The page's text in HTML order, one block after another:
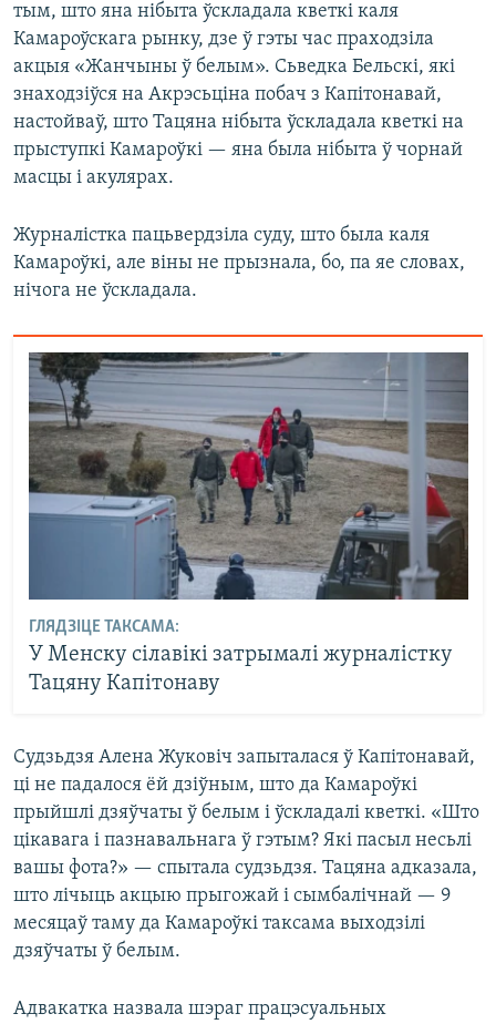
тым, што яна нібыта ўскладала кветкі каля
Камароўскага рынку, дзе ў гэты час праходзіла
акцыя «Жанчыны ў белым». Сьведка Бельскі, які
знаходзіўся на Акрэсьціна побач з Капітонавай,
настойваў, што Тацяна нібыта ўскладала кветкі на
прыступкі Камароўкі — яна была нібыта ў чорнай
масцы і акулярах.
Журналістка пацьвердзіла суду, што была каля
Камароўкі, але віны не прызнала, бо, па яе словах,
нічога не ўскладала.
ГЛЯДЗІЦЕ ТАКСАМА:
У Менску сілавікі затрымалі журналістку
Тацяну Капітонаву
Судзьдзя Алена Жуковіч запыталася ў Капітонавай,
ці не падалося ёй дзіўным, што да Камароўкі
прыйшлі дзяўчаты ў белым і ўскладалі кветкі. «Што
цікавага і пазнавальнага ў гэтым? Які пасыл несьлі
вашы фота?» — спытала судзьдзя. Тацяна адказала,
што лічыць акцыю прыгожай і сымбалічнай — 9
месяцаў таму да Камароўкі таксама выходзілі
дзяўчаты ў белым.
Адвакатка назвала шэраг працэсуальных